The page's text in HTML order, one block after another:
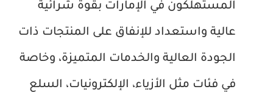
المستهلكون في الإمارات بقوة شرائية
عالية واستعداد للإنفاق على المنتجات ذات
الجودة العالية والخدمات المتميزة، وخاصة
في فئات مثل الأزياء، الإلكترونيات، السلع